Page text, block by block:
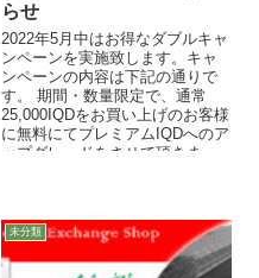
らせ
2022年5月中はお得なダブルキャ
ンペーンを実施致します。キャ
ンペーンの内容は下記の通りで
す。 期間・数量限定で、通常
25,000IQDをお買い上げのお客様
に無料にてプレミアムIQDへのア
ップグレードをさせて頂きま
未分類